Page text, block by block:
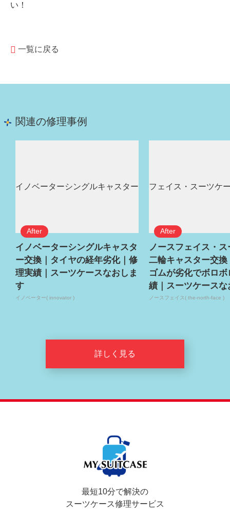
い！
一覧に戻る
関連の修理事例
イノベーターシングルキャスタ
ー交換｜タイヤの経年劣化｜修
理実績｜スーツケースなおしま
す
イノベーター( innovator )
ノースフェイス・
二輪キャスター交換
ゴムが劣化でボロ
績｜スーツケースな
ノースフェイス( the-north-face )
詳しく見る
最短10分で解決の
スーツケース修理サービス